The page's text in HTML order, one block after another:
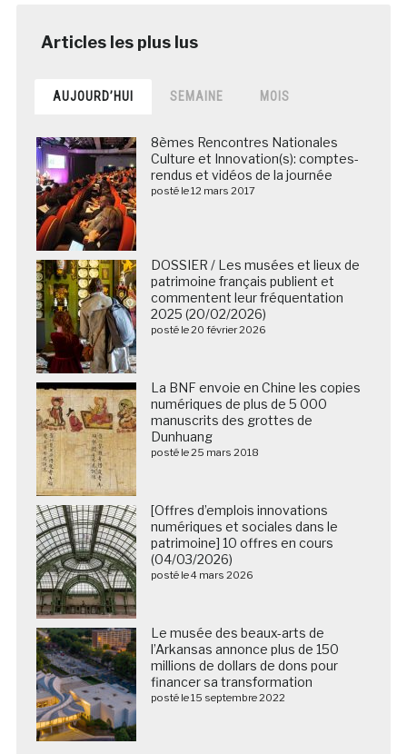
AUJOURD’HUI SEMAINE MOIS
8èmes Rencontres Nationales
Culture et Innovation(s): comptes-
rendus et vidéos de la journée
posté le 12 mars 2017
DOSSIER / Les musées et lieux de
patrimoine français publient et
commentent leur fréquentation
2025 (20/02/2026)
posté le 20 février 2026
La BNF envoie en Chine les copies
numériques de plus de 5 000
manuscrits des grottes de
Dunhuang
posté le 25 mars 2018
[Offres d’emplois innovations
numériques et sociales dans le
patrimoine] 10 offres en cours
(04/03/2026)
posté le 4 mars 2026
Le musée des beaux-arts de
l’Arkansas annonce plus de 150
millions de dollars de dons pour
financer sa transformation
posté le 15 septembre 2022